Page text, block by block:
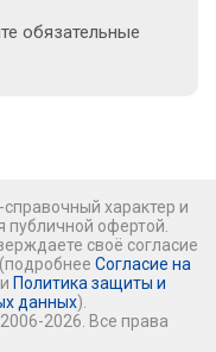
обязательные
характер и
публичной офертой.
своё согласие
Согласие на
и Политика защиты и
данных).
2026. Все права